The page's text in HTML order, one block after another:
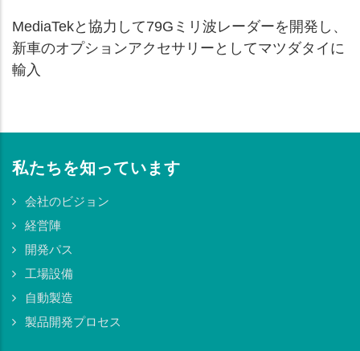
MediaTekと協力して79Gミリ波レーダーを開発し、
新車のオプションアクセサリーとしてマツダタイに
輸入
私たちを知っています
会社のビジョン
経営陣
開発パス
工場設備
自動製造
製品開発プロセス